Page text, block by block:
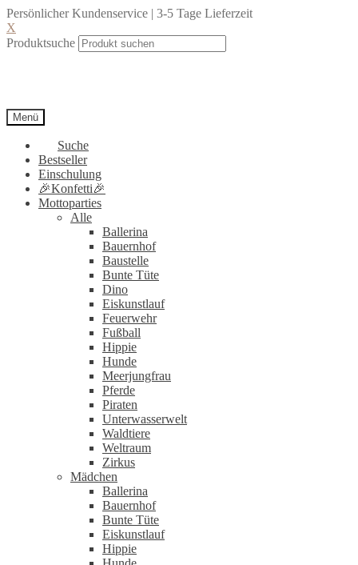
Persönlicher Kundenservice | 3-5 Tage Lieferzeit
X
Produktsuche
Menü
Suche
Bestseller
Einschulung
🎉Konfetti🎉
Mottoparties
Alle
Ballerina
Bauernhof
Baustelle
Bunte Tüte
Dino
Eiskunstlauf
Feuerwehr
Fußball
Hippie
Hunde
Meerjungfrau
Pferde
Piraten
Unterwasserwelt
Waldtiere
Weltraum
Zirkus
Mädchen
Ballerina
Bauernhof
Bunte Tüte
Eiskunstlauf
Hippie